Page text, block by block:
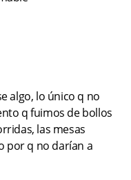
algo, lo único q no
q fuimos de bollos
las mesas
por q no darían a